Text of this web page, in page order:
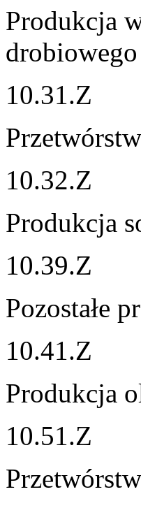
Produkcja
drobiowego
10.31.Z
10.32.Z
Produkcja
10.39.Z
Pozostałe
10.41.Z
Produkcja
10.51.Z